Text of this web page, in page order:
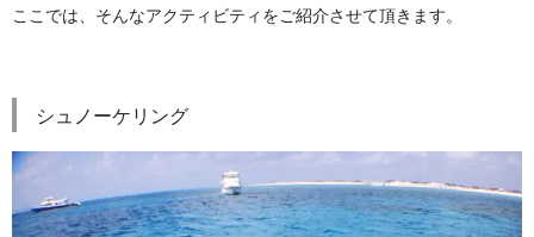
ここでは、そんなアクティビティをご紹介させて頂きます。
シュノーケリング